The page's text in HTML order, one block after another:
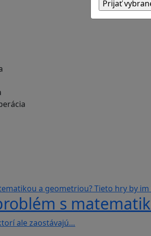
s
ale zaostávajú…